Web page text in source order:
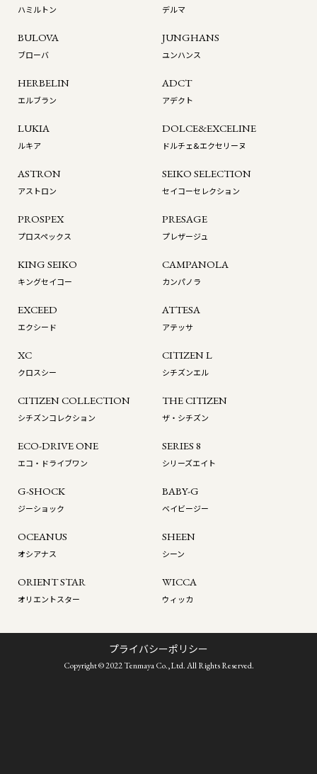
ハミルトン デルマ
BULOVA
ブローバ
JUNGHANS
ユンハンス
HERBELIN
エルブラン
ADCT
アデクト
LUKIA
ルキア
DOLCE&EXCELINE
ドルチェ&エクセリーヌ
ASTRON
アストロン
SEIKO SELECTION
セイコーセレクション
PROSPEX
プロスペックス
PRESAGE
プレザージュ
KING SEIKO
キングセイコー
CAMPANOLA
カンパノラ
EXCEED
エクシード
ATTESA
アテッサ
XC
クロスシー
CITIZEN L
シチズンエル
CITIZEN COLLECTION
シチズンコレクション
THE CITIZEN
ザ・シチズン
ECO-DRIVE ONE
エコ・ドライブワン
SERIES 8
シリーズエイト
G-SHOCK
ジーショック
BABY-G
ベイビージー
OCEANUS
オシアナス
SHEEN
シーン
ORIENT STAR
オリエントスター
WICCA
ウィッカ
プライバシーポリシー
Copyright © 2022 Tenmaya Co.,Ltd. All Rights Reserved.